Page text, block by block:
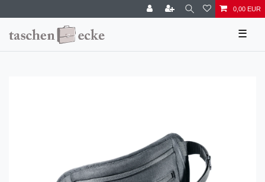
0,00 EUR
☰